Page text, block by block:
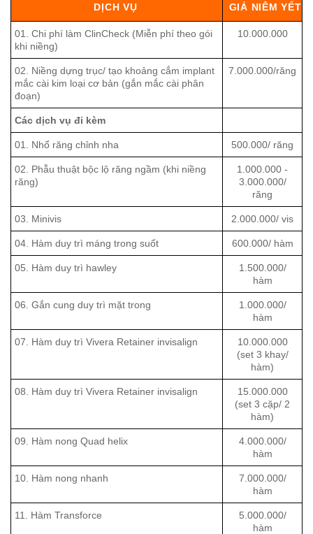
DỊCH VỤ GIÁ NIÊM YẾT
01. Chi phí làm ClinCheck (Miễn phí theo gói
khi niềng)
10.000.000
02. Niềng dựng trục/ tạo khoảng cắm implant
mắc cài kim loại cơ bản (gắn mắc cài phân
đoạn)
7.000.000/răng
Các dịch vụ đi kèm
01. Nhổ răng chỉnh nha 500.000/ răng
02. Phẫu thuật bộc lộ răng ngầm (khi niềng
răng)
1.000.000 -
3.000.000/
răng
03. Minivis 2.000.000/ vis
04. Hàm duy trì máng trong suốt 600.000/ hàm
05. Hàm duy trì hawley
1.500.000/
hàm
06. Gắn cung duy trì mặt trong
1.000.000/
hàm
07. Hàm duy trì Vivera Retainer invisalign
10.000.000
(set 3 khay/
hàm)
08. Hàm duy trì Vivera Retainer invisalign
15.000.000
(set 3 cặp/ 2
hàm)
09. Hàm nong Quad helix
4.000.000/
hàm
10. Hàm nong nhanh
7.000.000/
hàm
11. Hàm Transforce
5.000.000/
hàm